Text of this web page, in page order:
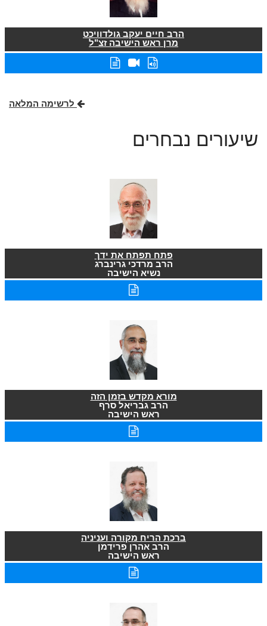
הרב חיים יעקב גולדוויכט
מרן ראש הישיבה זצ"ל
לרשימה המלאה
שיעורים נבחרים
פתח תפתח את ידך
הרב מרדכי גרינברג
נשיא הישיבה
מורא מקדש בזמן הזה
הרב גבריאל סרף
ראש הישיבה
ברכת הריח מקורה ועניניה
הרב אהרן פרידמן
ראש הישיבה